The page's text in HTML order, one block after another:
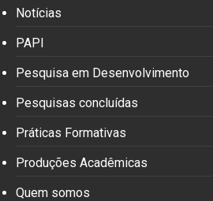
Notícias
PAPI
Pesquisa em Desenvolvimento
Pesquisas concluídas
Práticas Formativas
Produções Acadêmicas
Quem somos